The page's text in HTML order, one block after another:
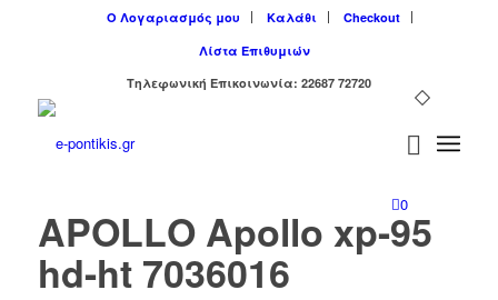
Ο Λογαριασμός μου Καλάθι
Checkout
Λίστα Επιθυμιών
Tηλεφωνική Επικοινωνία: 22687 72720
0
AΡΟLLΟ Apollo xp-95
hd-ht 7036016